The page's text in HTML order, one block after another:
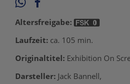
Altersfreigabe:
Laufzeit: ca. 105 min.
Originaltitel: Exhibition On
Darsteller: Jack Bannell,